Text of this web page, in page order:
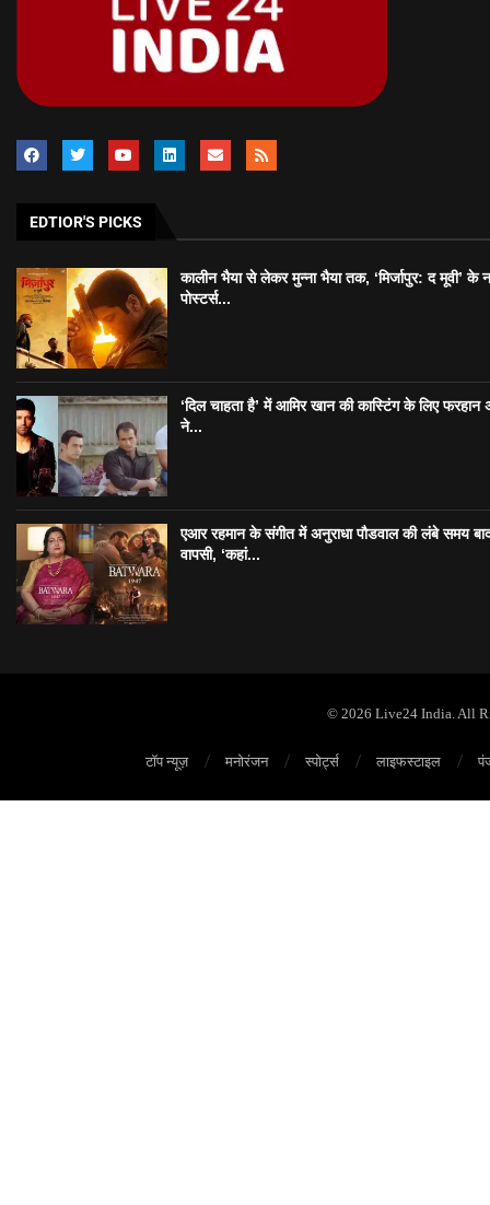
EDTIOR'S PICKS
कालीन भैया से लेकर मुन्ना भैया तक, ‘मिर्जापुर: द मूवी’ के
पोस्टर्स...
‘दिल चाहता है’ में आमिर खान की कास्टिंग के लिए फरहान
ने...
एआर रहमान के संगीत में अनुराधा पौडवाल की लंबे समय
वापसी, ‘कहां...
© 2026 Live24 India. All
टॉप न्यूज़ मनोरंजन स्पोर्ट्स लाइफस्टाइल